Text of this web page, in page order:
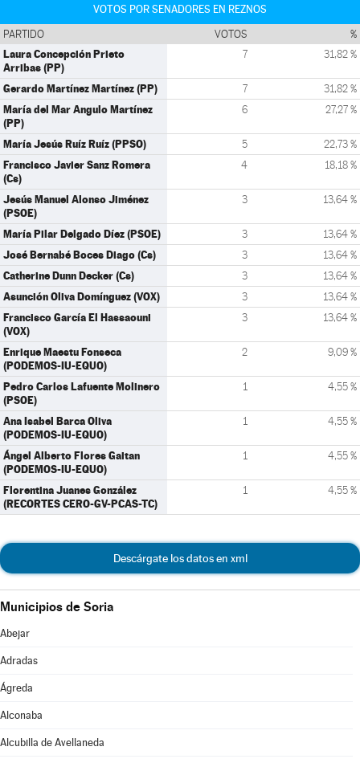
VOTOS POR SENADORES EN REZNOS
PARTIDO VOTOS %
Laura Concepción Prieto
Arribas (PP)
7 31,82 %
Gerardo Martínez Martínez (PP) 7 31,82 %
María del Mar Angulo Martínez
(PP)
6 27,27 %
María Jesús Ruíz Ruíz (PPSO) 5 22,73 %
Francisco Javier Sanz Romera
(Cs)
4 18,18 %
Jesús Manuel Alonso Jiménez
(PSOE)
3 13,64 %
María Pilar Delgado Díez (PSOE) 3 13,64 %
José Bernabé Boces Diago (Cs) 3 13,64 %
Catherine Dunn Decker (Cs) 3 13,64 %
Asunción Oliva Domínguez (VOX) 3 13,64 %
Francisco García El Hassaouni
(VOX)
3 13,64 %
Enrique Maestu Fonseca
(PODEMOS-IU-EQUO)
2 9,09 %
Pedro Carlos Lafuente Molinero
(PSOE)
1 4,55 %
Ana Isabel Barca Oliva
(PODEMOS-IU-EQUO)
1 4,55 %
Ángel Alberto Flores Gaitan
(PODEMOS-IU-EQUO)
1 4,55 %
Florentina Juanes González
(RECORTES CERO-GV-PCAS-TC)
1 4,55 %
Descárgate los datos en xml
Municipios de Soria
Abejar
Adradas
Ágreda
Alconaba
Alcubilla de Avellaneda